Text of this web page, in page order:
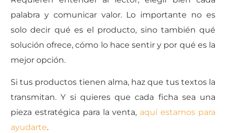
palabra y comunicar valor. Lo importante no es
solo decir qué es el producto, sino también qué
solución ofrece, cómo lo hace sentir y por qué es la
mejor opción.
Si tus productos tienen alma, haz que tus textos la
transmitan. Y si quieres que cada ficha sea una
pieza estratégica para la venta, aquí estamos para
ayudarte.